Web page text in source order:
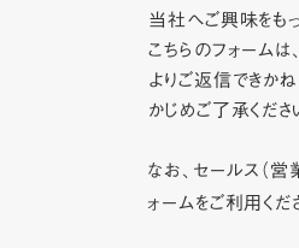
当社へご興味をも
こちらのフォーム
よりご返信できか
かじめご了承くださ
なお、セールス（
ォームをご利用くだ